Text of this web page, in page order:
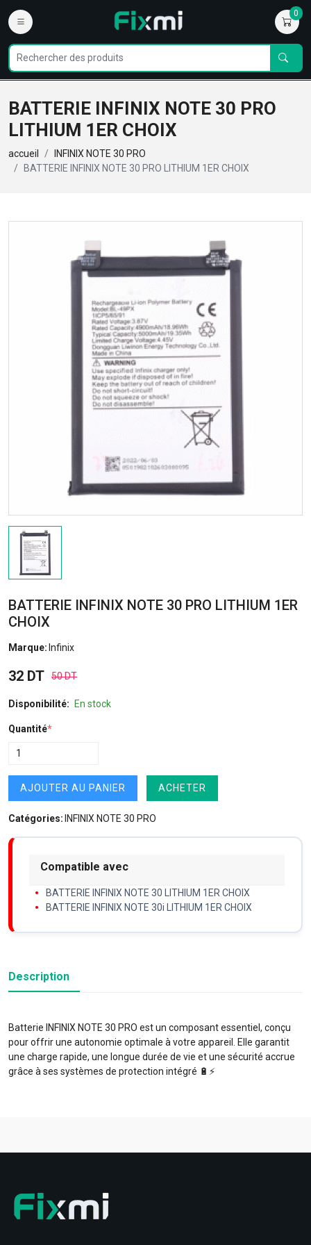
0
BATTERIE INFINIX NOTE 30 PRO
LITHIUM 1ER CHOIX
accueil
INFINIX NOTE 30 PRO
BATTERIE INFINIX NOTE 30 PRO LITHIUM 1ER CHOIX
BATTERIE INFINIX NOTE 30 PRO LITHIUM 1ER
CHOIX
Marque: Infinix
32 DT 50 DT
Disponibilité: En stock
Quantité*
AJOUTER AU PANIER ACHETER
Catégories: INFINIX NOTE 30 PRO
Compatible avec
BATTERIE INFINIX NOTE 30 LITHIUM 1ER CHOIX
BATTERIE INFINIX NOTE 30i LITHIUM 1ER CHOIX
Description
Batterie INFINIX NOTE 30 PRO est un composant essentiel, conçu
pour offrir une autonomie optimale à votre appareil. Elle garantit
une charge rapide, une longue durée de vie et une sécurité accrue
grâce à ses systèmes de protection intégré 🔋⚡️